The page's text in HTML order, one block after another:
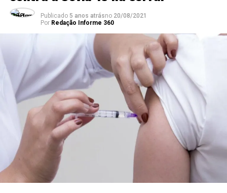
Publicado 5 anos atrásno 20/08/2021
Por Redação Informe 360